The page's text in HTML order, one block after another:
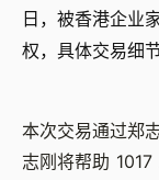
日，被香港企业
权，具体交易细
本次交易通过郑
志刚将帮助